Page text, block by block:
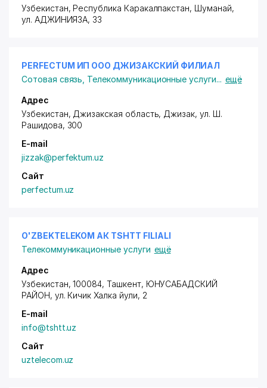
Узбекистан, Республика Каракалпакстан, Шуманай,
ул. АДЖИНИЯЗА, 33
PERFECTUM ИП ООО ДЖИЗАКСКИЙ ФИЛИАЛ
Сотовая связь Телекоммуникационные услуги... ещё
Адрес
Узбекистан, Джизакская область, Джизак, ул. Ш.
Рашидова, 300
E-mail
jizzak@perfektum.uz
Сайт
perfectum.uz
O'ZBEKTELEKOM АК TSHTT FILIALI
Телекоммуникационные услуги ещё
Адрес
Узбекистан, 100084, Ташкент, ЮНУСАБАДСКИЙ
РАЙОН, ул. Кичик Халка йули, 2
E-mail
info@tshtt.uz
Сайт
uztelecom.uz